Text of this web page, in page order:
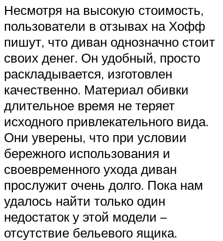
Несмотря на высокую стоимость,
пользователи в отзывах на Хофф
пишут, что диван однозначно стоит
своих денег. Он удобный, просто
раскладывается, изготовлен
качественно. Материал обивки
длительное время не теряет
исходного привлекательного вида.
Они уверены, что при условии
бережного использования и
своевременного ухода диван
прослужит очень долго. Пока нам
удалось найти только один
недостаток у этой модели –
отсутствие бельевого ящика.